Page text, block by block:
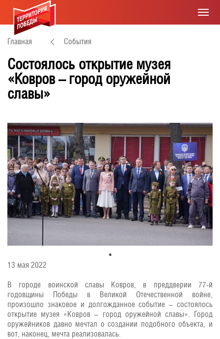
Главная События
Состоялось открытие музея
«Ковров – город оружейной
славы»
13 мая 2022
В городе воинской славы Ковров, в преддверии 77-й
годовщины Победы в Великой Отечественной войне,
произошло знаковое и долгожданное событие – состоялось
открытие музея «Ковров – город оружейной славы». Город
оружейников давно мечтал о создании подобного объекта, и
вот, наконец, мечта реализовалась.